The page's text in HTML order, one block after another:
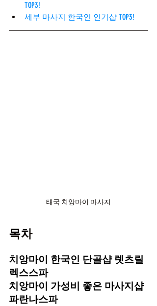
TOP3!
세부 마사지 한국인 인기샵 TOP3!
태국 치앙마이 마사지
목차
치앙마이 한국인 단골샵 렛츠릴
렉스스파
치앙마이 가성비 좋은 마사지샵
파란나스파